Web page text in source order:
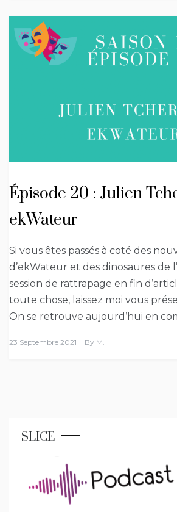
Épisode 20 : Julien
ekWateur
Si vous êtes passés à coté des
d’ekWateur et des dinosaures de
session de rattrapage en fin
toute chose, laissez moi vous
On se retrouve aujourd’hui en
23 Septembre 2021 By M.
SLICE